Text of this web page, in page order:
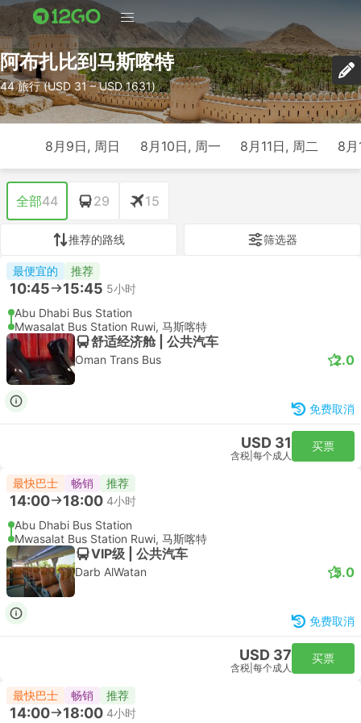
阿布扎比到马斯喀特
44 旅行 (USD 31 – USD 1631)
8月9日, 周日 8月10日, 周一 8月11日, 周二 8
全部44 29 15
推荐的路线 筛选器
最便宜的 推荐
10:45 15:45 5小时
Abu Dhabi Bus Station
Mwasalat Bus Station Ruwi, 马斯喀特
舒适经济舱 | 公共汽车
Oman Trans Bus 2.0
免费取消
USD 31
含税 每个成人
买票
最快巴士 畅销 推荐
14:00 18:00 4小时
Abu Dhabi Bus Station
Mwasalat Bus Station Ruwi, 马斯喀特
VIP级 | 公共汽车
Darb AlWatan 5.0
免费取消
USD 37
含税 每个成人
买票
最快巴士 畅销 推荐
14:00 18:00 4小时